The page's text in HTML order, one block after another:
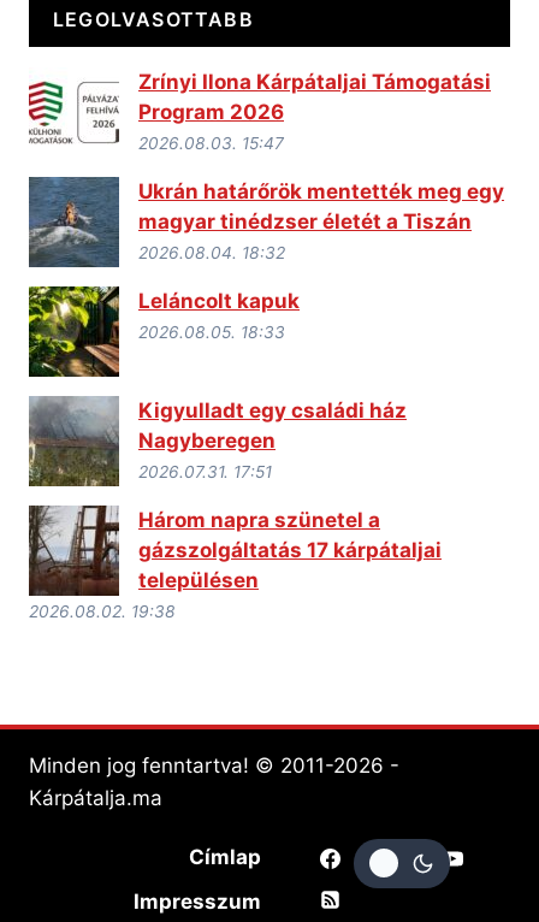
LEGOLVASOTTABB
Zrínyi Ilona Kárpátaljai Támogatási
Program 2026
2026.08.03. 15:47
Ukrán határőrök mentették meg egy
magyar tinédzser életét a Tiszán
2026.08.04. 18:32
Leláncolt kapuk
2026.08.05. 18:33
Kigyulladt egy családi ház
Nagyberegen
2026.07.31. 17:51
Három napra szünetel a
gázszolgáltatás 17 kárpátaljai
településen
2026.08.02. 19:38
Minden jog fenntartva! © 2011-2026 -
Kárpátalja.ma
Címlap
Impresszum